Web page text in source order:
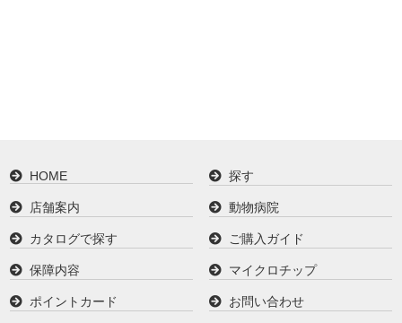
HOME 探す
店舗案内 動物病院
カタログで探す ご購入ガイド
保障内容 マイクロチップ
ポイントカード お問い合わせ